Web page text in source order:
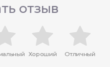
отзыв
Хороший Отличный